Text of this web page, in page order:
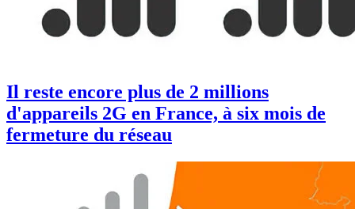
Il reste encore plus de 2 millions
d'appareils 2G en France, à six mois de
fermeture du réseau